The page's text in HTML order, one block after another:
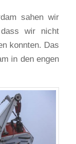
sahen wir
wir nicht
konnten. Das
in den engen